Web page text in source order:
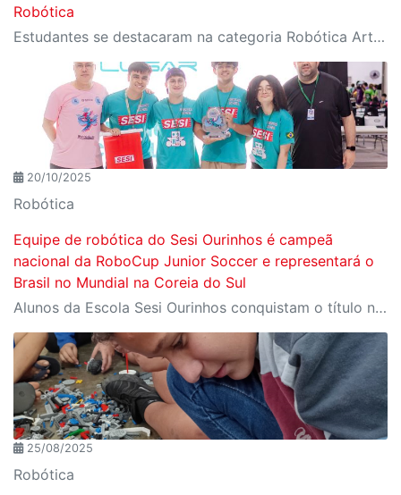
Robótica
Estudantes se destacaram na categoria Robótica Artística e trouxeram o Prêmio de Produção Artística na etapa nacional da OBR 2025, realizada em Vitória (ES)
20/10/2025
Robótica
Equipe de robótica do Sesi Ourinhos é campeã
nacional da RoboCup Junior Soccer e representará o
Brasil no Mundial na Coreia do Sul
Alunos da Escola Sesi Ourinhos conquistam o título nacional e garantem vaga no campeonato Mundial da RoboCup, que será realizado em 2026
25/08/2025
Robótica